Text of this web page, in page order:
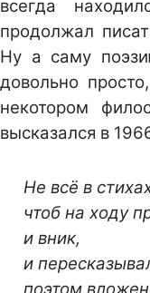
всегда
продолжал
Ну а саму
довольно
некотором
высказался в
Не всё в
чтоб на ходу
и вник,
и
поэтом